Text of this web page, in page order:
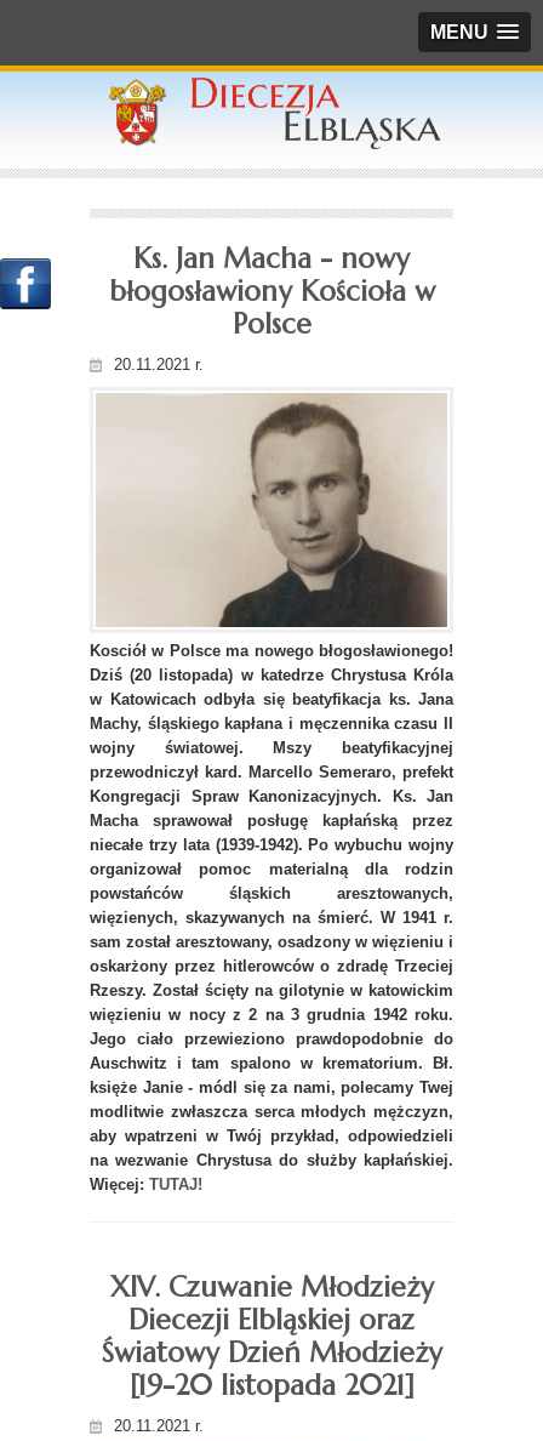
MENU
Ks. Jan Macha - nowy
błogosławiony Kościoła w
Polsce
20.11.2021 r.
Kosciół w Polsce ma nowego błogosławionego!
Dziś (20 listopada) w katedrze Chrystusa Króla
w Katowicach odbyła się beatyfikacja ks. Jana
Machy, śląskiego kapłana i męczennika czasu II
wojny światowej. Mszy beatyfikacyjnej
przewodniczył kard. Marcello Semeraro, prefekt
Kongregacji Spraw Kanonizacyjnych. Ks. Jan
Macha sprawował posługę kapłańską przez
niecałe trzy lata (1939-1942). Po wybuchu wojny
organizował pomoc materialną dla rodzin
powstańców śląskich aresztowanych,
więzienych, skazywanych na śmierć. W 1941 r.
sam został aresztowany, osadzony w więzieniu i
oskarżony przez hitlerowców o zdradę Trzeciej
Rzeszy. Został ścięty na gilotynie w katowickim
więzieniu w nocy z 2 na 3 grudnia 1942 roku.
Jego ciało przewieziono prawdopodobnie do
Auschwitz i tam spalono w krematorium. Bł.
księże Janie - módl się za nami, polecamy Twej
modlitwie zwłaszcza serca młodych mężczyzn,
aby wpatrzeni w Twój przykład, odpowiedzieli
na wezwanie Chrystusa do służby kapłańskiej.
Więcej: TUTAJ!
XIV. Czuwanie Młodzieży
Diecezji Elbląskiej oraz
Światowy Dzień Młodzieży
[19-20 listopada 2021]
20.11.2021 r.